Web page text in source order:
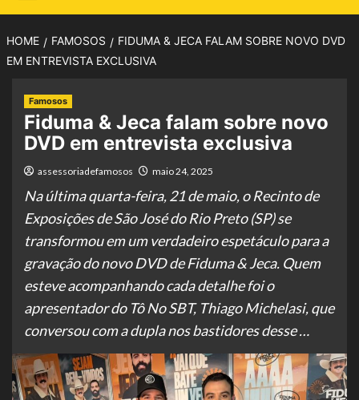
HOME FAMOSOS
FIDUMA & JECA FALAM SOBRE NOVO DVD
EM ENTREVISTA EXCLUSIVA
Famosos
Fiduma & Jeca falam sobre novo
DVD em entrevista exclusiva
assessoriadefamosos maio 24, 2025
Na última quarta-feira, 21 de maio, o Recinto de
Exposições de São José do Rio Preto (SP) se
transformou em um verdadeiro espetáculo para a
gravação do novo DVD de Fiduma & Jeca. Quem
esteve acompanhando cada detalhe foi o
apresentador do Tô No SBT, Thiago Michelasi, que
conversou com a dupla nos bastidores desse …